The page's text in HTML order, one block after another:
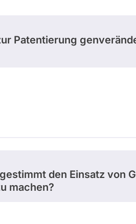
Patentierung
den Einsatz von
machen?